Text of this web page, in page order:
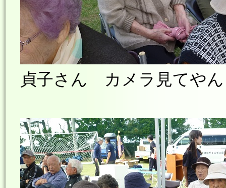
貞子さん カメラ見てや